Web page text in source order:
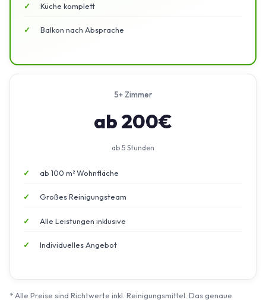
Küche komplett
Balkon nach Absprache
5+ Zimmer
ab 200€
ab 5 Stunden
ab 100 m² Wohnfläche
Großes Reinigungsteam
Alle Leistungen inklusive
Individuelles Angebot
* Alle Preise sind Richtwerte inkl. Reinigungsmittel. Das genaue